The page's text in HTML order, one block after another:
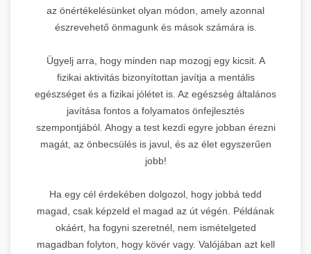
az önértékelésünket olyan módon, amely azonnal
észrevehető önmagunk és mások számára is.
Ügyelj arra, hogy minden nap mozogj egy kicsit. A
fizikai aktivitás bizonyítottan javítja a mentális
egészséget és a fizikai jólétet is. Az egészség általános
javítása fontos a folyamatos önfejlesztés
szempontjából. Ahogy a test kezdi egyre jobban érezni
magát, az önbecsülés is javul, és az élet egyszerűen
jobb!
Ha egy cél érdekében dolgozol, hogy jobbá tedd
magad, csak képzeld el magad az út végén. Példának
okáért, ha fogyni szeretnél, nem ismételgeted
magadban folyton, hogy kövér vagy. Valójában azt kell